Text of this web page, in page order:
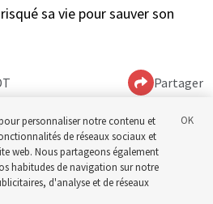
sa vie pour sauver son
Partager
Espagnol | Portugais
personnaliser notre contenu et
de réseaux sociaux et
web. Nous partageons également
habitudes de navigation sur notre
d'analyse et de réseaux